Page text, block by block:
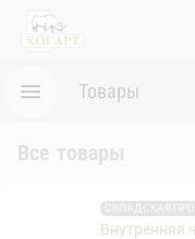
Товары
Все товары
СКЛАДСКАЯ
Внутренняя